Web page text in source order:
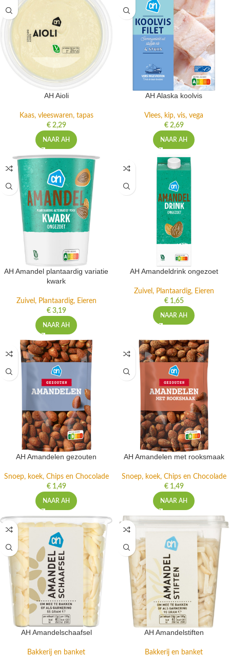
AH Aioli
Kaas, vleeswaren, tapas
€2,29
NAAR AH
AH Alaska koolvis
Vlees, kip, vis, vega
€2,69
NAAR AH
AH Amandel plantaardig variatie
kwark
Zuivel, Plantaardig, Eieren
€3,19
NAAR AH
AH Amandeldrink ongezoet
Zuivel, Plantaardig, Eieren
€1,65
NAAR AH
AH Amandelen gezouten
Snoep, koek, Chips en Chocolade
€1,49
NAAR AH
AH Amandelen met rooksmaak
Snoep, koek, Chips en Chocolade
€1,49
NAAR AH
AH Amandelschaafsel
Bakkerij en banket
AH Amandelstiften
Bakkerij en banket